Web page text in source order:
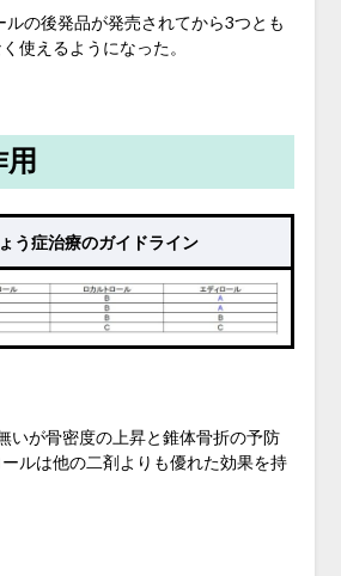
の後発品が発売されてから3つとも
使えるようになった。
用
う症治療のガイドライン
いが骨密度の上昇と錐体骨折の予防
ルは他の二剤よりも優れた効果を持